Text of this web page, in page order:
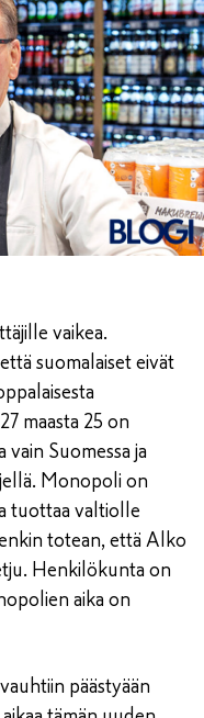
vaikea.
suomalaiset eivät
maasta 25 on
Suomessa ja
Monopoli on
tuottaa valtiolle
totean, että Alko
Henkilökunta on
aika on
päästyään